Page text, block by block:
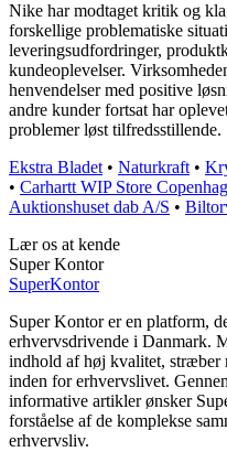
Nike har modtaget kritik og
forskellige problematiske
leveringsudfordringer,
kundeoplevelser.
henvendelser med positive
andre kunder fortsat har
problemer løst tilfredsstillende.
Ekstra Bladet • Naturkraft •
• Carhartt WIP Store
Auktionshuset dab A/S •
Lær os at kende
Super Kontor
SuperKontor
Super Kontor er en platform,
erhvervsdrivende i Danmark.
indhold af høj kvalitet, stræber
inden for erhvervslivet.
informative artikler ønsker
forståelse af de komplekse
erhvervsliv.